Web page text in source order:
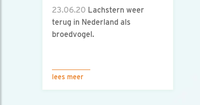
23.06.20 Lachstern weer
terug in Nederland als
broedvogel.
lees meer